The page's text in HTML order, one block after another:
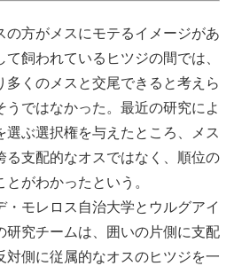
の方がメスにモテるイメージがあ
飼われているヒツジの間では、
多くのメスと交尾できると考えら
うではなかった。最近の研究によ
選ぶ選択権を与えたところ、メス
る支配的なオスではなく、順位の
がわかったという。
・モレロス自治大学とウルグアイ
研究チームは、囲いの片側に支配
対側に従属的なオスのヒツジを一